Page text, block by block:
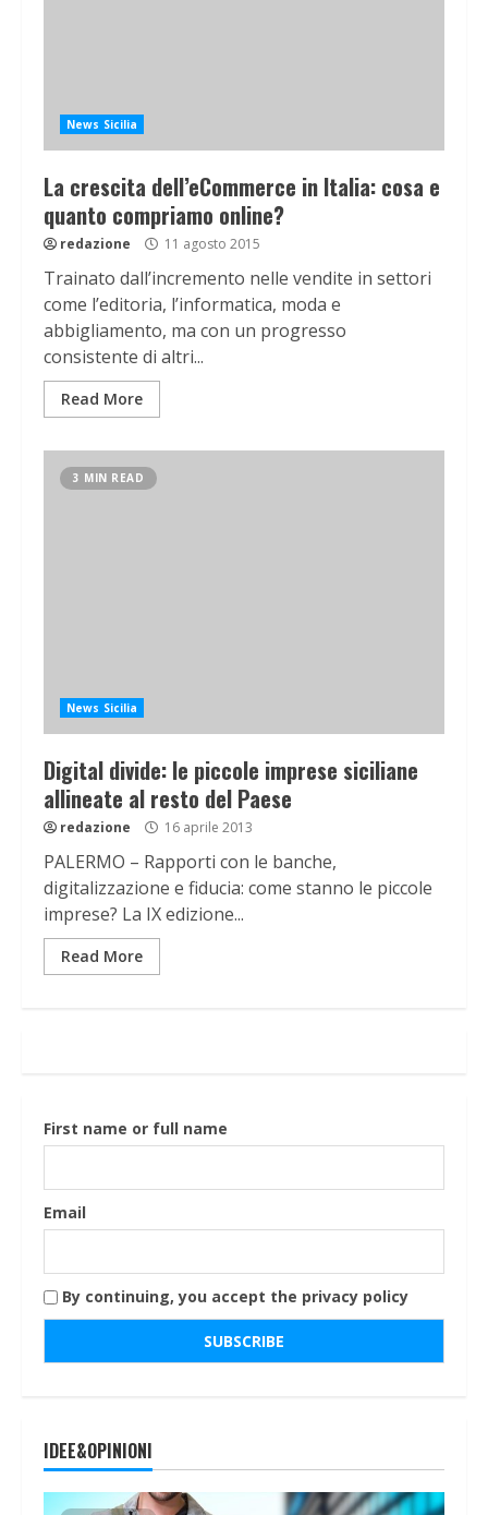
News Sicilia
La crescita dell’eCommerce in Italia: cosa e
quanto compriamo online?
redazione 11 agosto 2015
Trainato dall’incremento nelle vendite in settori
come l’editoria, l’informatica, moda e
abbigliamento, ma con un progresso
consistente di altri...
Read More
3 MIN READ
News Sicilia
Digital divide: le piccole imprese siciliane
allineate al resto del Paese
redazione 16 aprile 2013
PALERMO – Rapporti con le banche,
digitalizzazione e fiducia: come stanno le piccole
imprese? La IX edizione...
Read More
First name or full name
Email
By continuing, you accept the privacy policy
IDEE&OPINIONI